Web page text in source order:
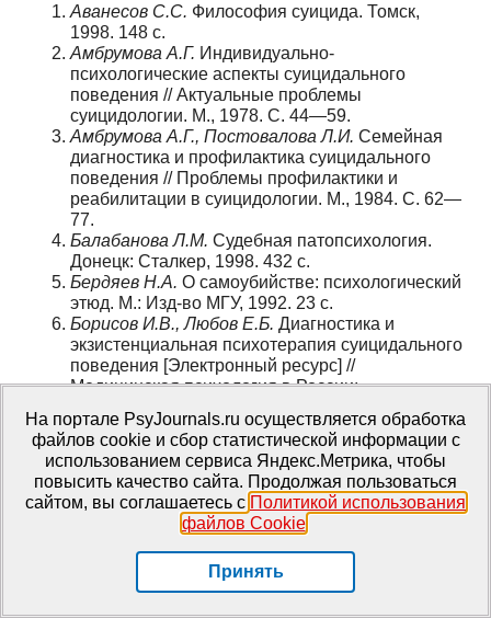
Аванесов С.С. Философия суицида. Томск,
1998. 148 с.
Амбрумова А.Г. Индивидуально-
психологические аспекты суицидального
поведения // Актуальные проблемы
суицидологии. М., 1978. С. 44—59.
Амбрумова А.Г., Постовалова Л.И. Семейная
диагностика и профилактика суицидального
поведения // Проблемы профилактики и
реабилитации в суицидологии. М., 1984. С. 62—
77.
Балабанова Л.М. Судебная патопсихология.
Донецк: Сталкер, 1998. 432 с.
Бердяев Н.А. О самоубийстве: психологический
этюд. М.: Изд-во МГУ, 1992. 23 с.
Борисов И.В., Любов Е.Б. Диагностика и
экзистенциальная психотерапия суицидального
поведения [Электронный ресурс] //
Медицинская психология в России:
URL:http://medpsy.ru(дата обращения:
15.12.2013).
Вассерман Д. Напрасная смерть: причины и
профилактика самоубийств. М.: Смысл, 2005.
160 с.
Клиническая суицидология. М.:
Миклош, 2008. 280 с.
Суицид: превенция, интервенция,
поственция // Современная зарубежная
На портале PsyJournals.ru осуществляется обработка
файлов cookie и сбор статистической информации с
использованием сервиса Яндекс.Метрика, чтобы
повысить качество сайта. Продолжая пользоваться
сайтом, вы соглашаетесь с Политикой использования
файлов Cookie.
Принять